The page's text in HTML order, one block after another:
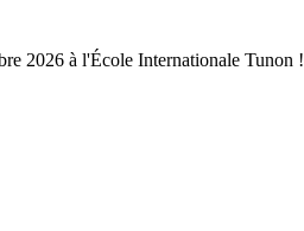
2026 à l'École Internationale Tunon !